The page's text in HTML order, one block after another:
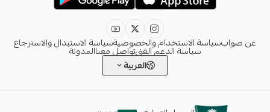
عن صوابسياسة الاستخدام والخصوصيةسياسة الاستبدال والاسترجاع
سياسة الدعم الفنيتواصل معناالمدونة
العربية